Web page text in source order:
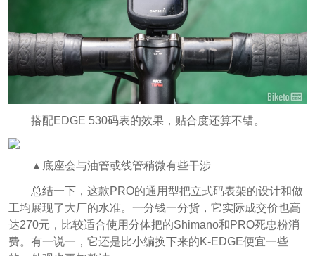
搭配EDGE 530码表的效果，贴合度还算不错。
▲底座会与油管或线管稍微有些干涉
总结一下，这款PRO的通用型把立式码表架的设计和做
工均展现了大厂的水准。一分钱一分货，它实际成交价也高
达270元，比较适合使用分体把的Shimano和PRO死忠粉消
费。有一说一，它还是比小编换下来的K-EDGE便宜一些